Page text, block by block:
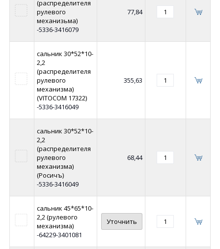
(распределителя
рулевого
механизьма)
-5336-3416079
77,84
сальник 30*52*10-
2,2
(распределителя
рулевого
механизма)
(VITOCOM 17322)
-5336-3416049
355,63
сальник 30*52*10-
2,2
(распределителя
рулевого
механизма)
(Росичъ)
-5336-3416049
68,44
сальник 45*65*10-
2,2 (рулевого
механизма)
-64229-3401081
Уточнить